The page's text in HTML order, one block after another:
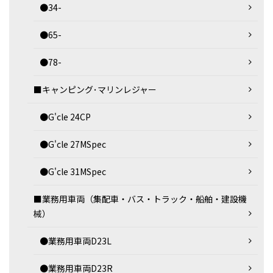
●34-
●65-
●78-
■キャンピング･マリンレジャー
●G'cle 24CP
●G'cle 27MSpec
●G'cle 31MSpec
■業務用車両（集配車・バス・トラック・船舶・建設機
械）
●業務用車両D23L
●業務用車両D23R